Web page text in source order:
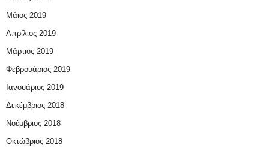
Μάιος 2019
Απρίλιος 2019
Μάρτιος 2019
Φεβρουάριος 2019
Ιανουάριος 2019
Δεκέμβριος 2018
Νοέμβριος 2018
Οκτώβριος 2018